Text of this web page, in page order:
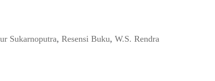
Sukarnoputra, Resensi Buku, W.S. Rendra